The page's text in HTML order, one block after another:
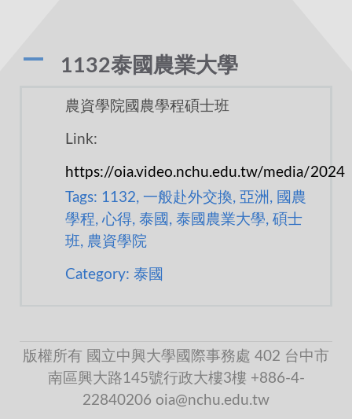
A 1132泰國農業大學
農資學院國農學程碩士班
Link:
https://oia.video.nchu.edu.tw/media/2024
Tags: 1132, 一般赴外交換, 亞洲, 國農
學程, 心得, 泰國, 泰國農業大學, 碩士
班, 農資學院
Category: 泰國
版權所有 國立中興大學國際事務處 402 台中市
南區興大路145號行政大樓3樓 +886-4-
22840206 oia@nchu.edu.tw